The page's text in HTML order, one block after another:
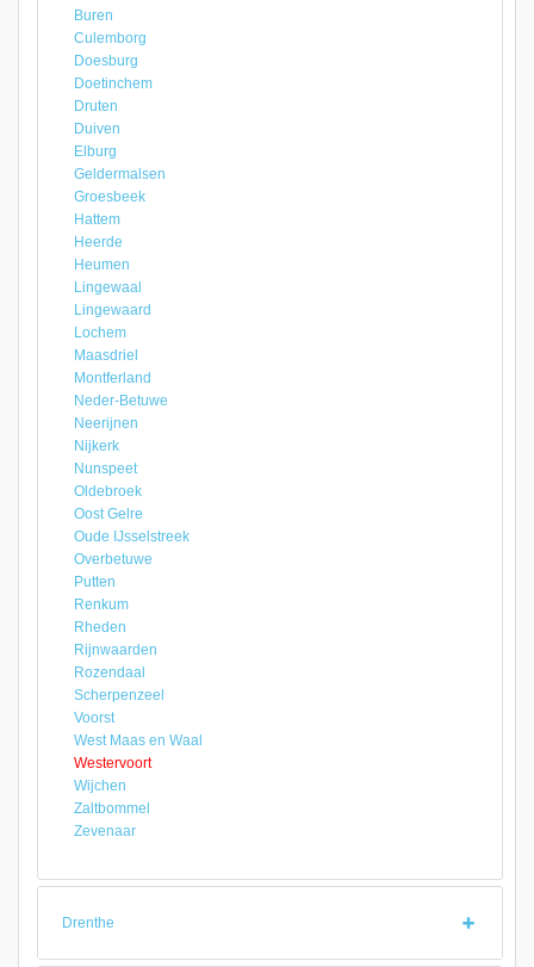
Buren
Culemborg
Doesburg
Doetinchem
Druten
Duiven
Elburg
Geldermalsen
Groesbeek
Hattem
Heerde
Heumen
Lingewaal
Lingewaard
Lochem
Maasdriel
Montferland
Neder-Betuwe
Neerijnen
Nijkerk
Nunspeet
Oldebroek
Oost Gelre
Oude IJsselstreek
Overbetuwe
Putten
Renkum
Rheden
Rijnwaarden
Rozendaal
Scherpenzeel
Voorst
West Maas en Waal
Westervoort
Wijchen
Zaltbommel
Zevenaar
Drenthe